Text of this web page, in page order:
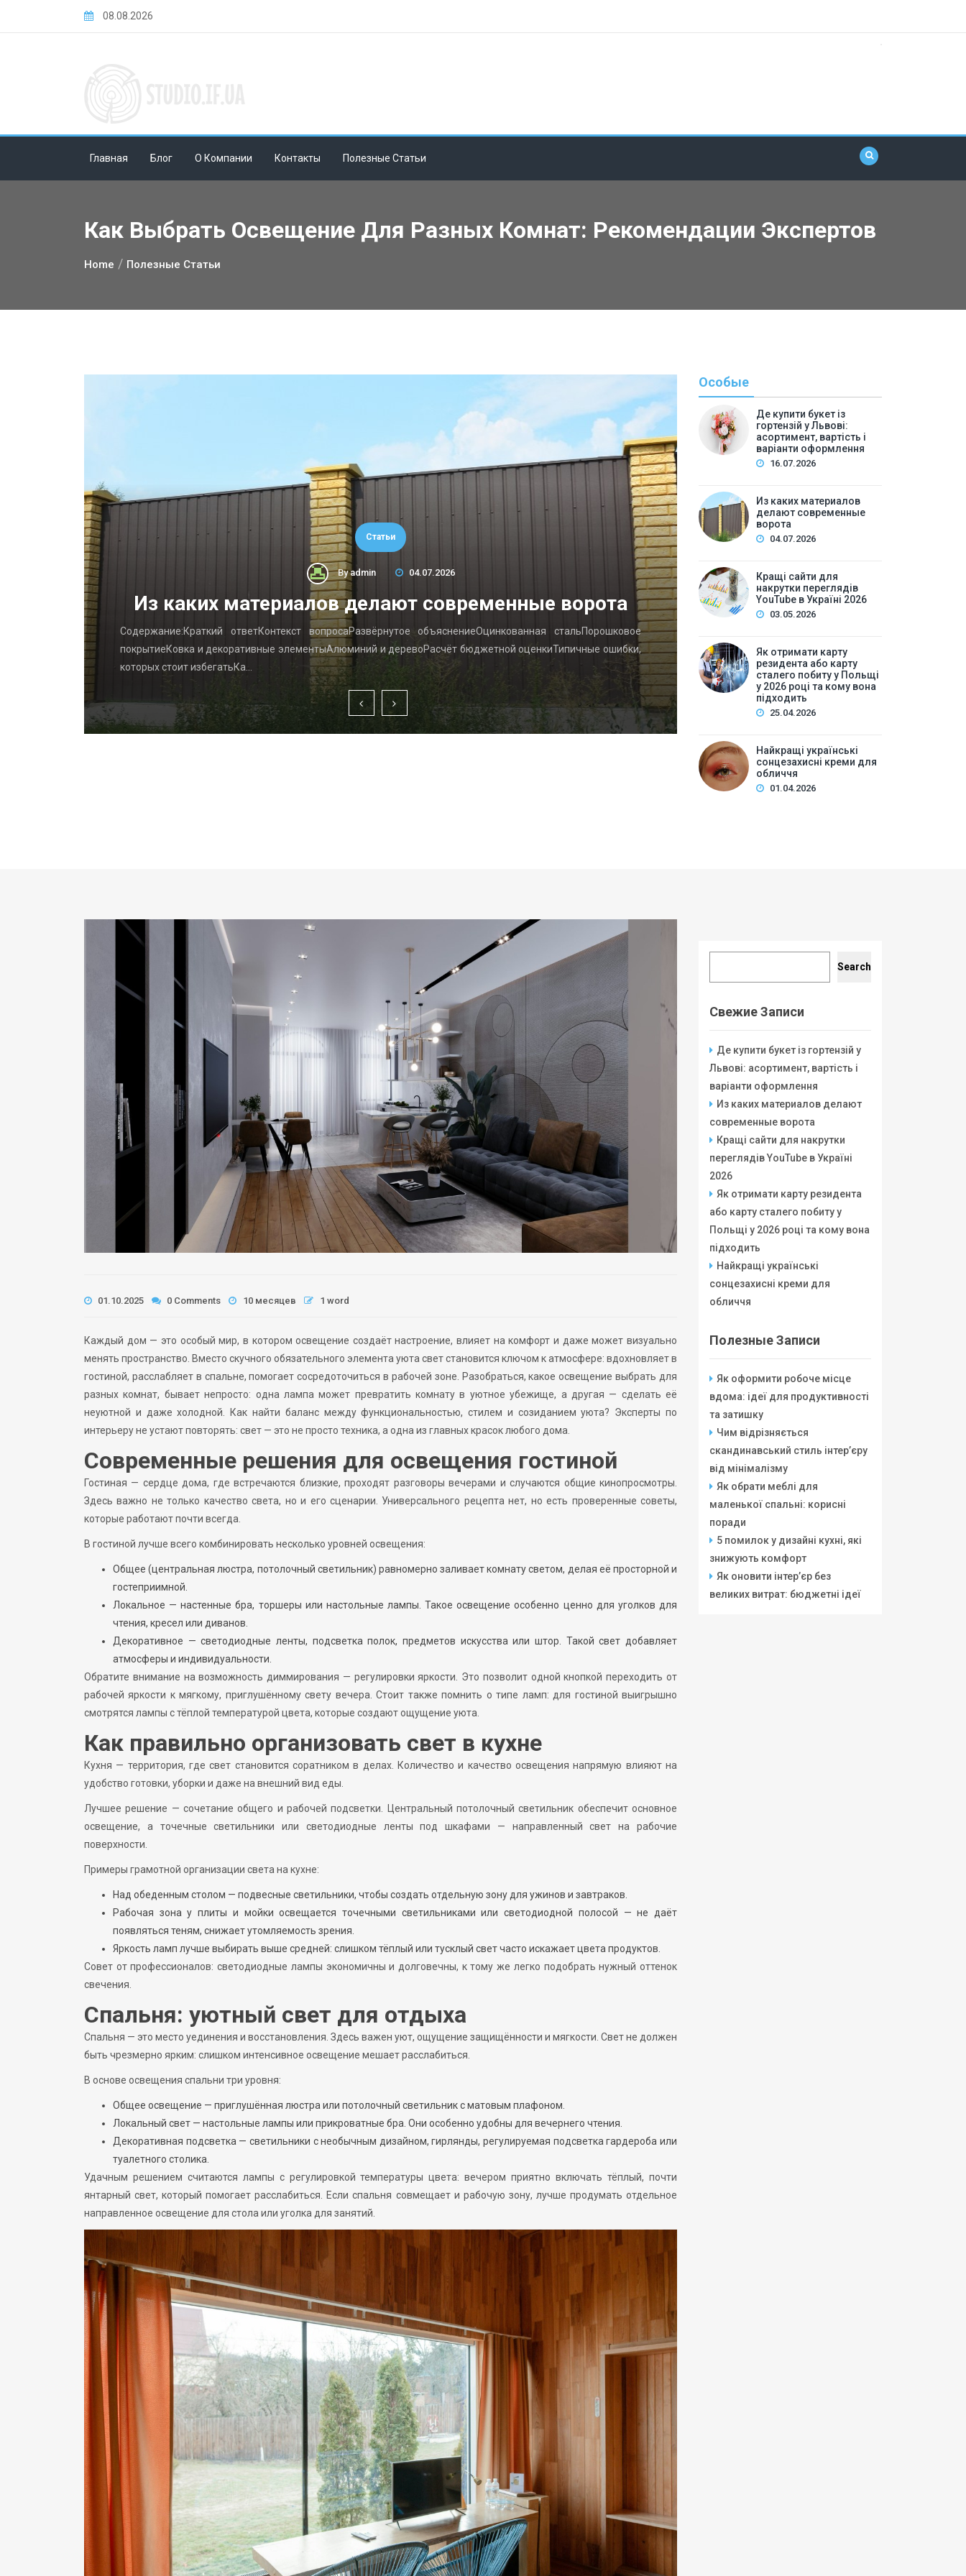
08.08.2026
Главная Блог О Компании Контакты Полезные Статьи
Как Выбрать Освещение Для Разных Комнат: Рекомендации Экспертов
Home Полезные Статьи
Статьи
Byadmin 04.07.2026
Из каких материалов делают современные ворота
Содержание:Краткий ответКонтекст вопросаРазвёрнутое объяснениеОцинкованная стальПорошковое
покрытиеКовка и декоративные элементыАлюминий и деревоРасчёт бюджетной оценкиТипичные ошибки,
которых стоит избегатьКа…
Кращі сайти для
Зміст:
Чим відрізняється безпечна накрутка переглядів
Накрутка переглядів vs органічне просування: що
ТОП сайтів для накрутки переглядів YouTube…
Особые
Де купити букет із
гортензій у Львові:
асортимент, вартість і
варіанти оформлення
16.07.2026
Из каких материалов
делают современные
ворота
04.07.2026
Кращі сайти для
накрутки переглядів
YouTube в Україні 2026
03.05.2026
Як отримати карту
резидента або карту
сталего побиту у Польщі
у 2026 році та кому вона
підходить
25.04.2026
Найкращі українські
сонцезахисні креми для
обличчя
01.04.2026
01.10.2025 0 Comments 10 месяцев 1 word
Каждый дом — это особый мир, в котором освещение создаёт настроение, влияет на комфорт и даже может визуально
менять пространство. Вместо скучного обязательного элемента уюта свет становится ключом к атмосфере: вдохновляет в
гостиной, расслабляет в спальне, помогает сосредоточиться в рабочей зоне. Разобраться, какое освещение выбрать для
разных комнат, бывает непросто: одна лампа может превратить комнату в уютное убежище, а другая — сделать её
неуютной и даже холодной. Как найти баланс между функциональностью, стилем и созиданием уюта? Эксперты по
интерьеру не устают повторять: свет — это не просто техника, а одна из главных красок любого дома.
Современные решения для освещения гостиной
Гостиная — сердце дома, где встречаются близкие, проходят разговоры вечерами и случаются общие кинопросмотры.
Здесь важно не только качество света, но и его сценарии. Универсального рецепта нет, но есть проверенные советы,
которые работают почти всегда.
В гостиной лучше всего комбинировать несколько уровней освещения:
Общее (центральная люстра, потолочный светильник) равномерно заливает комнату светом, делая её просторной и
гостеприимной.
Локальное — настенные бра, торшеры или настольные лампы. Такое освещение особенно ценно для уголков для
чтения, кресел или диванов.
Декоративное — светодиодные ленты, подсветка полок, предметов искусства или штор. Такой свет добавляет
атмосферы и индивидуальности.
Обратите внимание на возможность диммирования — регулировки яркости. Это позволит одной кнопкой переходить от
рабочей яркости к мягкому, приглушённому свету вечера. Стоит также помнить о типе ламп: для гостиной выигрышно
смотрятся лампы с тёплой температурой цвета, которые создают ощущение уюта.
Как правильно организовать свет в кухне
Кухня — территория, где свет становится соратником в делах. Количество и качество освещения напрямую влияют на
удобство готовки, уборки и даже на внешний вид еды.
Лучшее решение — сочетание общего и рабочей подсветки. Центральный потолочный светильник обеспечит основное
освещение, а точечные светильники или светодиодные ленты под шкафами — направленный свет на рабочие
поверхности.
Примеры грамотной организации света на кухне:
Над обеденным столом — подвесные светильники, чтобы создать отдельную зону для ужинов и завтраков.
Рабочая зона у плиты и мойки освещается точечными светильниками или светодиодной полосой — не даёт
появляться теням, снижает утомляемость зрения.
Яркость ламп лучше выбирать выше средней: слишком тёплый или тусклый свет часто искажает цвета продуктов.
Совет от профессионалов: светодиодные лампы экономичны и долговечны, к тому же легко подобрать нужный оттенок
свечения.
Спальня: уютный свет для отдыха
Спальня — это место уединения и восстановления. Здесь важен уют, ощущение защищённости и мягкости. Свет не должен
быть чрезмерно ярким: слишком интенсивное освещение мешает расслабиться.
В основе освещения спальни три уровня:
Общее освещение — приглушённая люстра или потолочный светильник с матовым плафоном.
Локальный свет — настольные лампы или прикроватные бра. Они особенно удобны для вечернего чтения.
Декоративная подсветка — светильники с необычным дизайном, гирлянды, регулируемая подсветка гардероба или
туалетного столика.
Удачным решением считаются лампы с регулировкой температуры цвета: вечером приятно включать тёплый, почти
янтарный свет, который помогает расслабиться. Если спальня совмещает и рабочую зону, лучше продумать отдельное
направленное освещение для стола или уголка для занятий.
Search
Свежие Записи
Де купити букет із гортензій у
Львові: асортимент, вартість і
варіанти оформлення
Из каких материалов делают
современные ворота
Кращі сайти для накрутки
переглядів YouTube в Україні
2026
Як отримати карту резидента
або карту сталего побиту у
Польщі у 2026 році та кому вона
підходить
Найкращі українські
сонцезахисні креми для
обличчя
Полезные Записи
Як оформити робоче місце
вдома: ідеї для продуктивності
та затишку
Чим відрізняється
скандинавський стиль інтер’єру
від мінімалізму
Як обрати меблі для
маленької спальні: корисні
поради
5 помилок у дизайні кухні, які
знижують комфорт
Як оновити інтер’єр без
великих витрат: бюджетні ідеї